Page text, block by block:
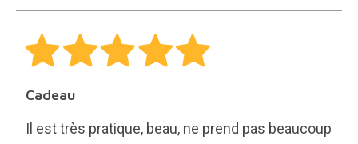
Cadeau
Il est très pratique, beau, ne prend pas beaucoup